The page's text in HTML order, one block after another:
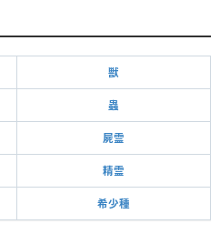
獣
蟲
屍霊
精霊
希少種